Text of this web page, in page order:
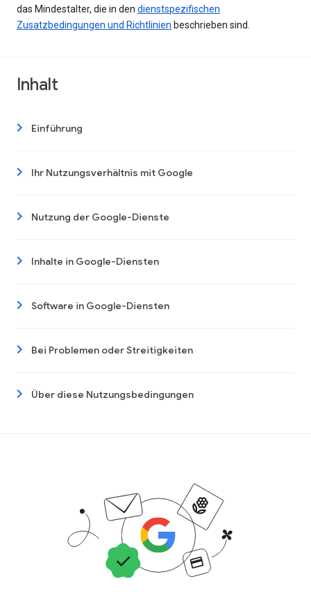
das Mindestalter, die in den dienstspezifischen
Zusatzbedingungen und Richtlinien beschrieben sind.
Inhalt
Einführung
Ihr Nutzungsverhältnis mit Google
Nutzung der Google-Dienste
Inhalte in Google-Diensten
Software in Google-Diensten
Bei Problemen oder Streitigkeiten
Über diese Nutzungsbedingungen